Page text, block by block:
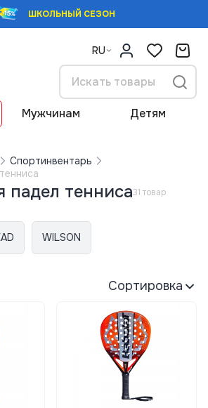
ШКОЛЬНЫЙ СЕЗОН
RU
Мужчинам Детям
Спортинвентарь
падел тенниса31 товар
WILSON
Сортировка